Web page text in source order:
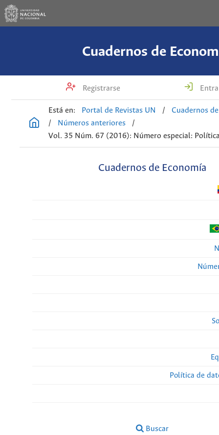
Cuadernos de
Registrarse
Está en: Portal de Revistas UN /
Cuadernos
/
Números anteriores
/
Vol. 35 Núm. 67 (2016): Número especial:
Cuadernos de Economía
Política de
Buscar